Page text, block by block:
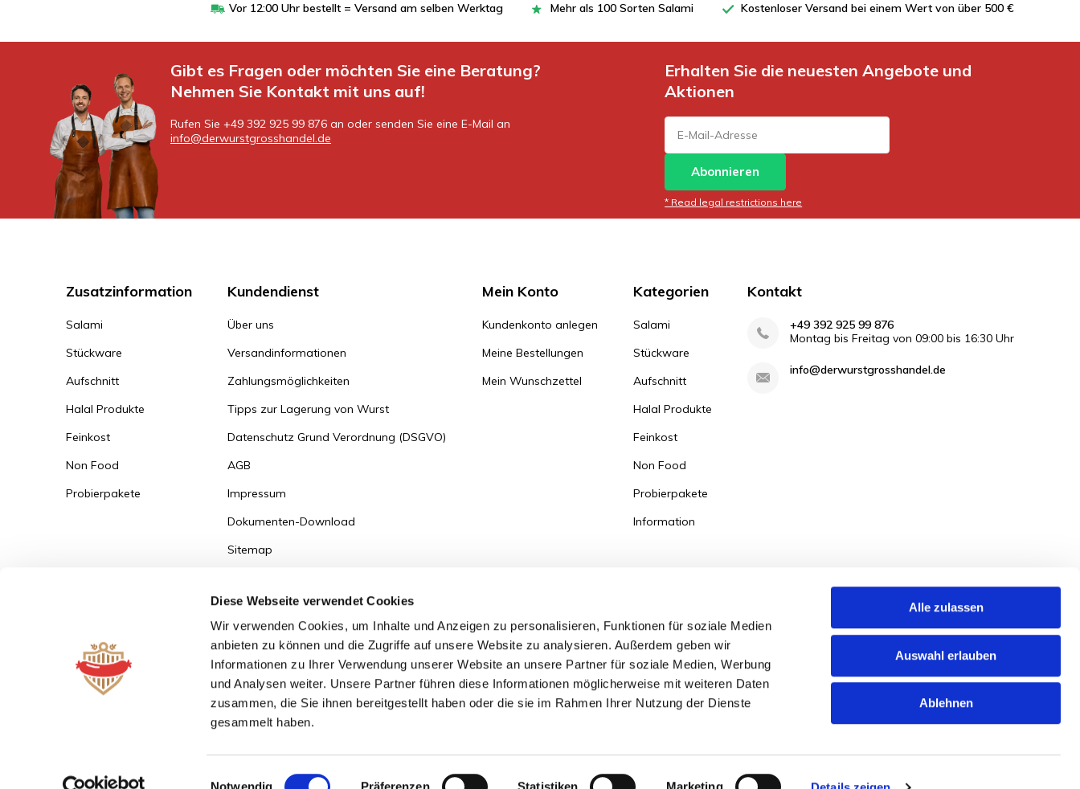
Diese Webseite verwendet Cookies
Wir verwenden Cookies, um Inhalte und Anzeigen zu personalisieren, Funktionen für soziale Medien
anbieten zu können und die Zugriffe auf unsere Website zu analysieren. Außerdem geben wir
Informationen zu Ihrer Verwendung unserer Website an unsere Partner für soziale Medien, Werbung
und Analysen weiter. Unsere Partner führen diese Informationen möglicherweise mit weiteren Daten
zusammen, die Sie ihnen bereitgestellt haben oder die sie im Rahmen Ihrer Nutzung der Dienste
gesammelt haben.
Einwilligungsauswahl
Alle zulassen
Auswahl erlauben
Ablehnen
Vor 12:00 Uhr bestellt = Versand am selben Werktag Mehr als 100 Sorten Salami Kostenloser Versand bei einem Wert von über 500 €
Gibt es Fragen oder möchten Sie eine Beratung?
Nehmen Sie Kontakt mit uns auf!
Rufen Sie +49 392 925 99 876 an oder senden Sie eine E-Mail an
info@derwurstgrosshandel.de
Erhalten Sie die neuesten Angebote und
Aktionen
Abonnieren
* Read legal restrictions here
Zusatzinformation
Salami
Stückware
Aufschnitt
Halal Produkte
Feinkost
Non Food
Probierpakete
Kundendienst
Über uns
Versandinformationen
Zahlungsmöglichkeiten
Tipps zur Lagerung von Wurst
Datenschutz Grund Verordnung (DSGVO)
AGB
Impressum
Dokumenten-Download
Sitemap
Zum Bestellportal
Mein Konto
Kundenkonto anlegen
Meine Bestellungen
Mein Wunschzettel
Kategorien
Salami
Stückware
Aufschnitt
Halal Produkte
Feinkost
Non Food
Probierpakete
Information
Kontakt
+49 392 925 99 876
Montag bis Freitag von 09:00 bis 16:30 Uhr
info@derwurstgrosshandel.de
© 2026 - Powered by - Theme byDMWS.nl